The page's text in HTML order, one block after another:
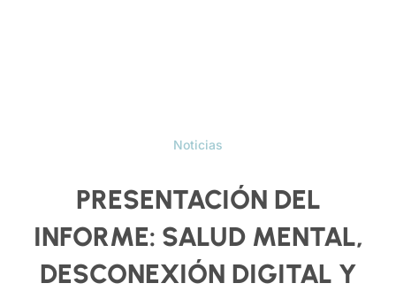
Noticias
PRESENTACIÓN DEL
INFORME: SALUD MENTAL,
DESCONEXIÓN DIGITAL Y